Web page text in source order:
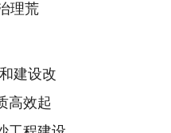
理荒
建设改
高效起